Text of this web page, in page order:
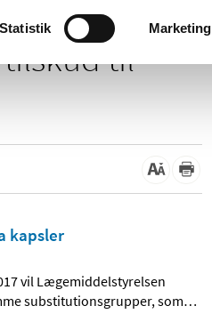
Statistik Marketing
til
kapsler
vil Lægemiddelstyrelsen
substitutionsgrupper, som…